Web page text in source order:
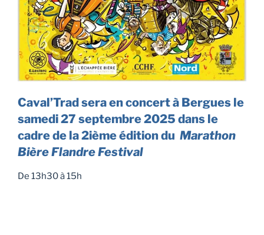
Caval’Trad sera en concert à Bergues le
samedi 27 septembre 2025 dans le
cadre de la 2ième édition du Marathon
Bière Flandre Festival
De 13h30 à 15h